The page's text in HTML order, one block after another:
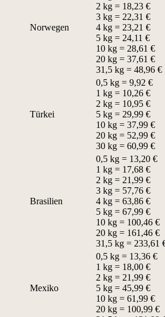
Norwegen
2 kg = 18,23 €
3 kg = 22,31 €
4 kg = 23,21 €
5 kg = 24,11 €
10 kg = 28,61 €
20 kg = 37,61 €
31,5 kg = 48,96 €
Türkei
0,5 kg = 9,92 €
1 kg = 10,26 €
2 kg = 10,95 €
5 kg = 29,99 €
10 kg = 37,99 €
20 kg = 52,99 €
30 kg = 60,99 €
Brasilien
0,5 kg = 13,20 €
1 kg = 17,68 €
2 kg = 21,99 €
3 kg = 57,76 €
4 kg = 63,86 €
5 kg = 67,99 €
10 kg = 100,46 €
20 kg = 161,46 €
31,5 kg = 233,61
Mexiko
0,5 kg = 13,36 €
1 kg = 18,00 €
2 kg = 21,99 €
5 kg = 45,99 €
10 kg = 61,99 €
20 kg = 100,99 €